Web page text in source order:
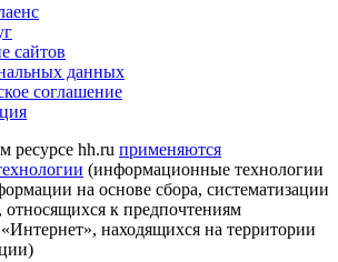
сайтов
данных
соглашение
ресурсе hh.ru применяются
(информационные технологии
на основе сбора, систематизации
относящихся к предпочтениям
«Интернет», находящихся на территории